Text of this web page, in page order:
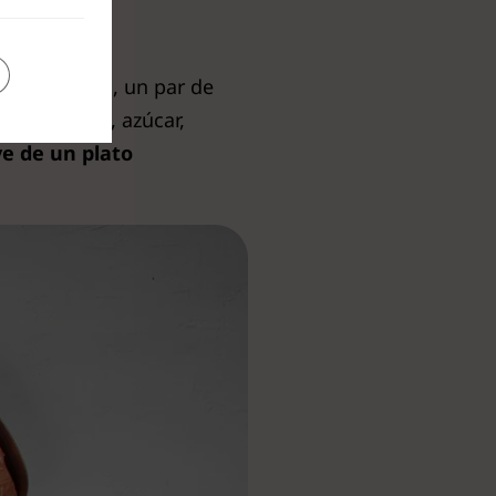
salmón , un par de
japonés, azúcar,
de un plato